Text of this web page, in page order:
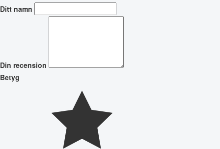
Ditt namn
Din recension
Betyg